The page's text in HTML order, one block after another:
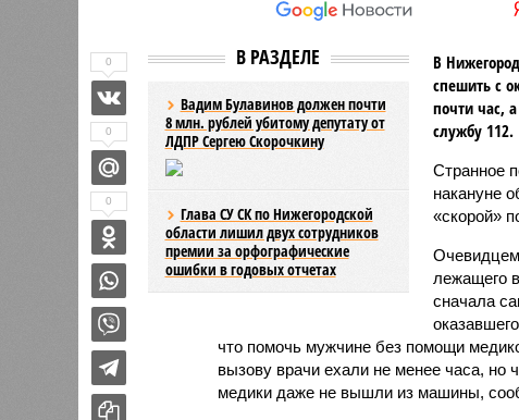
В РАЗДЕЛЕ
Вадим Булавинов должен почти
8 млн. рублей убитому депутату от
ЛДПР Сергею Скорочкину
Глава СУ СК по Нижегородской
области лишил двух сотрудников
премии за орфографические
ошибки в годовых отчетах
В
спешить с
почти час,
службу 112.
Странное
накануне
«скорой»
лежащего
сначала
что помочь мужчине без помощи
вызову врачи ехали не менее часа, но
медики даже не вышли из машины,
0
0
0